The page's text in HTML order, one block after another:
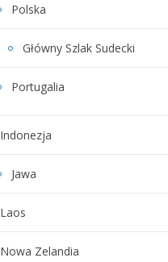
Polska
Główny Szlak Sudecki
Portugalia
Indonezja
Jawa
Laos
Nowa Zelandia